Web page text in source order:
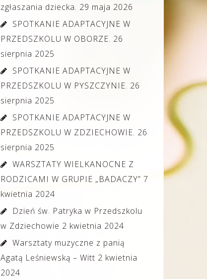
zgłaszania dziecka. 29 maja 2026
SPOTKANIE ADAPTACYJNE W
PRZEDSZKOLU W OBORZE. 26
sierpnia 2025
SPOTKANIE ADAPTACYJNE W
PRZEDSZKOLU W PYSZCZYNIE. 26
sierpnia 2025
SPOTKANIE ADAPTACYJNE W
PRZEDSZKOLU W ZDZIECHOWIE. 26
sierpnia 2025
WARSZTATY WIELKANOCNE Z
RODZICAMI W GRUPIE „BADACZY” 7
kwietnia 2024
Dzień św. Patryka w Przedszkolu
w Zdziechowie 2 kwietnia 2024
Warsztaty muzyczne z panią
Agatą Leśniewską – Witt 2 kwietnia
2024